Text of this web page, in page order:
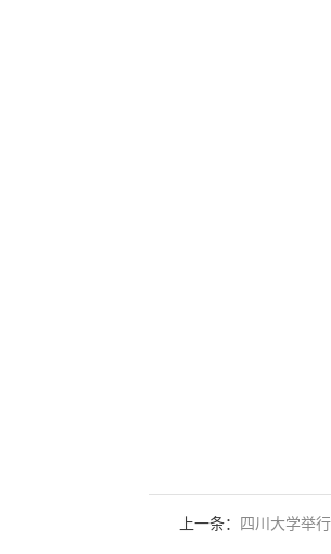
上一条： 四川大学举